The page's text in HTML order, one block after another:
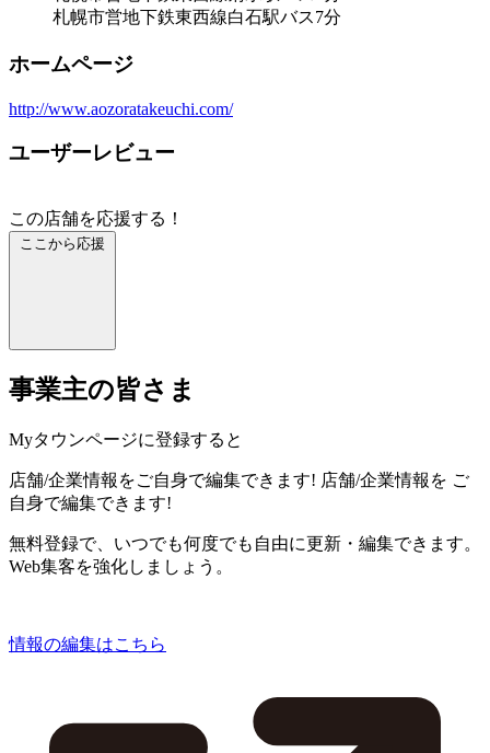
札幌市営地下鉄東西線白石駅バス7分
ホームページ
http://www.aozoratakeuchi.com/
ユーザーレビュー
この店舗を応援する！
ここから応援
事業主の皆さま
Myタウンページに登録すると
店舗/企業情報をご自身で編集できます! 店舗/企業情報を ご
自身で編集できます!
無料登録で、いつでも何度でも自由に更新・編集できます。
Web集客を強化しましょう。
情報の編集はこちら